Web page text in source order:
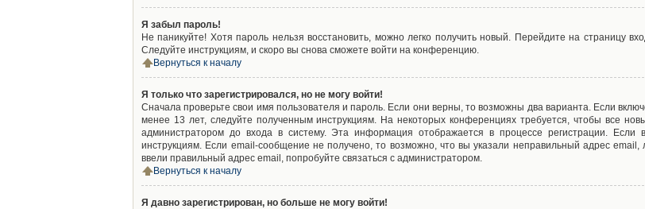
Я забыл пароль!
Не паникуйте! Хотя пароль нельзя восстановить, можно легко получить новый. Перейдите на страницу
Следуйте инструкциям, и скоро вы снова сможете войти на конференцию.
Вернуться к началу
Я только что зарегистрировался, но не могу войти!
Сначала проверьте свои имя пользователя и пароль. Если они верны, то возможны два варианта. Если
менее 13 лет, следуйте полученным инструкциям. На некоторых конференциях требуется, чтобы все
администратором до входа в систему. Эта информация отображается в процессе регистрации.
инструкциям. Если email-сообщение не получено, то возможно, что вы указали неправильный адрес
ввели правильный адрес email, попробуйте связаться с администратором.
Вернуться к началу
Я давно зарегистрирован, но больше не могу войти!